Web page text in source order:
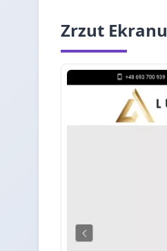
Zrzut